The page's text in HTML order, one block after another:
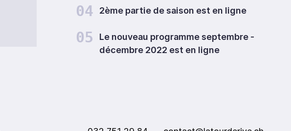
04 2ème partie de saison est en ligne
05
Le nouveau programme septembre -
décembre 2022 est en ligne